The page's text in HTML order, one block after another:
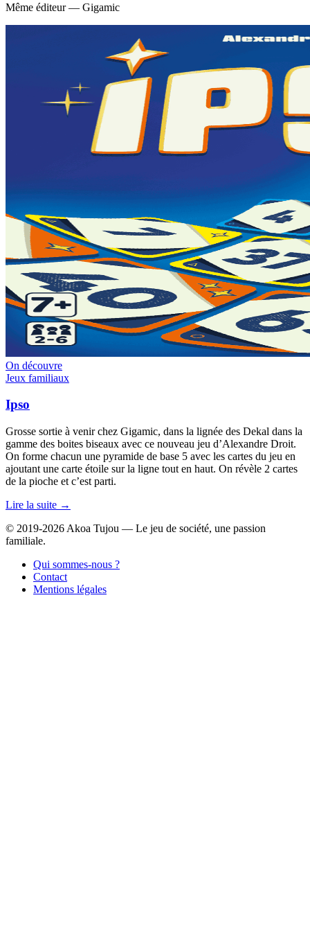
Même éditeur — Gigamic
On découvre
Jeux familiaux
Ipso
Grosse sortie à venir chez Gigamic, dans la lignée des Dekal dans la
gamme des boites biseaux avec ce nouveau jeu d’Alexandre Droit.
On forme chacun une pyramide de base 5 avec les cartes du jeu en
ajoutant une carte étoile sur la ligne tout en haut. On révèle 2 cartes
de la pioche et c’est parti.
Lire la suite →
© 2019-2026 Akoa Tujou — Le jeu de société, une passion
familiale.
Qui sommes-nous ?
Contact
Mentions légales